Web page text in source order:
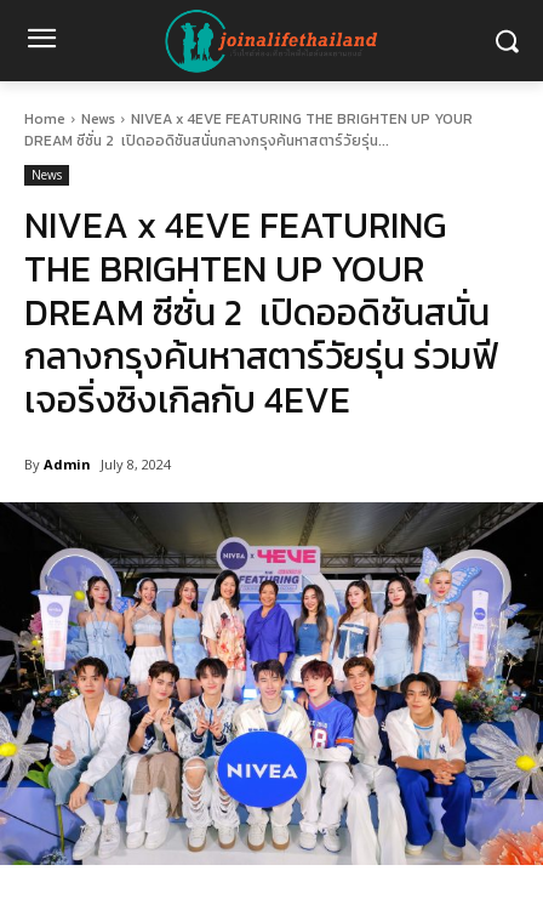
Home News
NIVEA x 4EVE FEATURING THE BRIGHTEN UP YOUR
DREAM ซีซั่น 2 เปิดออดิชันสนั่นกลางกรุงค้นหาสตาร์วัยรุ่น...
News
NIVEA x 4EVE FEATURING
THE BRIGHTEN UP YOUR
DREAM ซีซั่น 2 เปิดออดิชันสนั่น
กลางกรุงค้นหาสตาร์วัยรุ่น ร่วมฟี
เจอริ่งซิงเกิลกับ 4EVE
By Admin July 8, 2024